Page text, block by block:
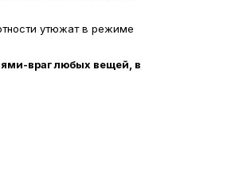
утюжат в режиме
враг любых вещей, в